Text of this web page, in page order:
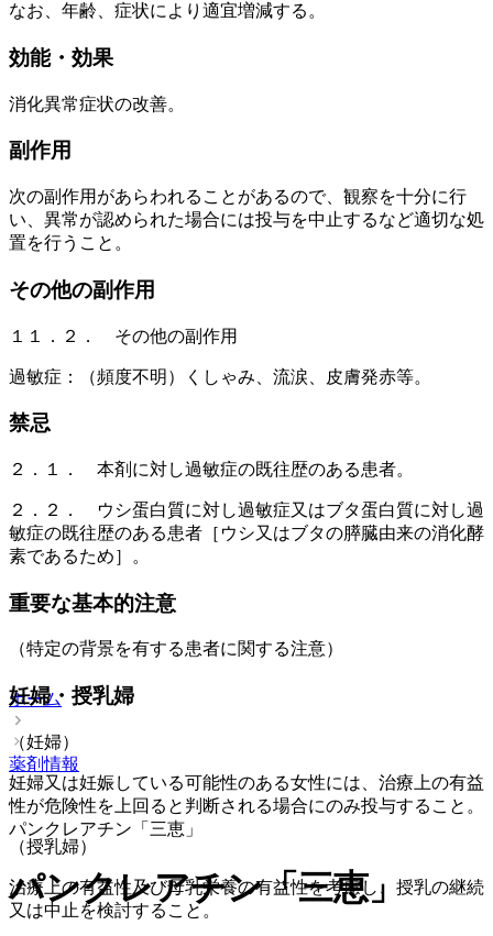
なお、年齢、症状により適宜増減する。
効能・効果
消化異常症状の改善。
副作用
次の副作用があらわれることがあるので、観察を十分に行
い、異常が認められた場合には投与を中止するなど適切な処
置を行うこと。
その他の副作用
１１．２． その他の副作用
過敏症：（頻度不明）くしゃみ、流涙、皮膚発赤等。
禁忌
２．１． 本剤に対し過敏症の既往歴のある患者。
２．２． ウシ蛋白質に対し過敏症又はブタ蛋白質に対し過
敏症の既往歴のある患者［ウシ又はブタの膵臓由来の消化酵
素であるため］。
重要な基本的注意
（特定の背景を有する患者に関する注意）
妊婦・授乳婦
（妊婦）
妊婦又は妊娠している可能性のある女性には、治療上の有益
性が危険性を上回ると判断される場合にのみ投与すること。
（授乳婦）
治療上の有益性及び母乳栄養の有益性を考慮し、授乳の継続
又は中止を検討すること。
ホーム
薬剤情報
パンクレアチン「三恵」
パンクレアチン「三恵」